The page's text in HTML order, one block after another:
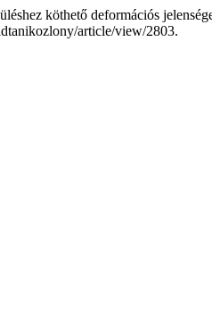
köthető deformációs
article/view/2803.